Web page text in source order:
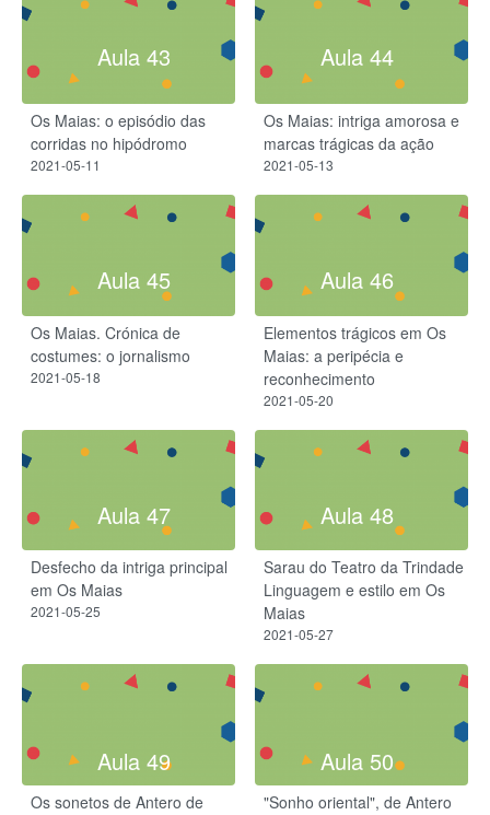
Aula 43
Os Maias: o episódio das
corridas no hipódromo
2021-05-11
Aula 44
Os Maias: intriga amorosa e
marcas trágicas da ação
2021-05-13
Aula 45
Os Maias. Crónica de
costumes: o jornalismo
2021-05-18
Aula 46
Elementos trágicos em Os
Maias: a peripécia e
reconhecimento
2021-05-20
Aula 47
Desfecho da intriga principal
em Os Maias
2021-05-25
Aula 48
Sarau do Teatro da Trindade
Linguagem e estilo em Os
Maias
2021-05-27
Aula 49
Os sonetos de Antero de
Aula 50
"Sonho oriental", de Antero